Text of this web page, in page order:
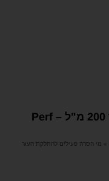
מי הסרה פעילים להחלקת העור 200 מ"ל – Perf
» מי הסרה פעילים להחלקת העור